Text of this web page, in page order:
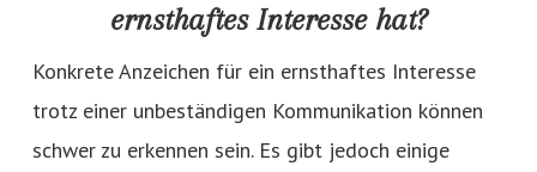
ernsthaftes Interesse hat?
Konkrete Anzeichen für ein ernsthaftes Interesse
trotz einer unbeständigen Kommunikation können
schwer zu erkennen sein. Es gibt jedoch einige